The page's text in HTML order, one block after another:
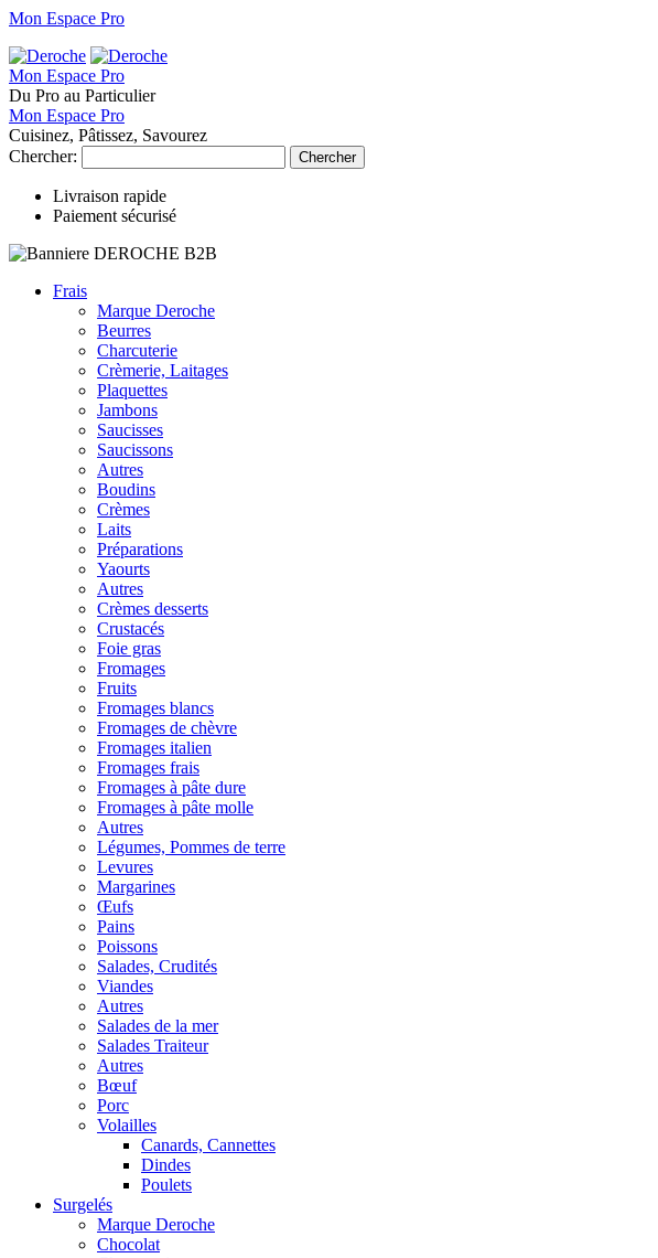
Mon Espace Pro
Mon Espace Pro
Du Pro au Particulier
Mon Espace Pro
Cuisinez, Pâtissez, Savourez
Chercher:
Chercher
Livraison rapide
Paiement sécurisé
Frais
Marque Deroche
Beurres
Charcuterie
Crèmerie, Laitages
Plaquettes
Jambons
Saucisses
Saucissons
Autres
Boudins
Crèmes
Laits
Préparations
Yaourts
Autres
Crèmes desserts
Crustacés
Foie gras
Fromages
Fruits
Fromages blancs
Fromages de chèvre
Fromages italien
Fromages frais
Fromages à pâte dure
Fromages à pâte molle
Autres
Légumes, Pommes de terre
Levures
Margarines
Œufs
Pains
Poissons
Salades, Crudités
Viandes
Autres
Salades de la mer
Salades Traiteur
Autres
Bœuf
Porc
Volailles
Canards, Cannettes
Dindes
Poulets
Surgelés
Marque Deroche
Chocolat